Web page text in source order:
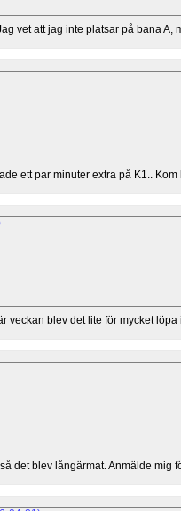
vet att jag inte platsar på bana
ett par minuter extra på K1..
veckan blev det lite för mycket
det blev långärmat. Anmälde mig